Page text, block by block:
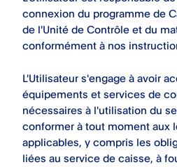
connexion du programme de
de l'Unité de Contrôle et du
conformément à nos
L'Utilisateur s'engage à avoir
équipements et services de
nécessaires à l'utilisation du
conformer à tout moment aux
applicables, y compris les
liées au service de caisse, à